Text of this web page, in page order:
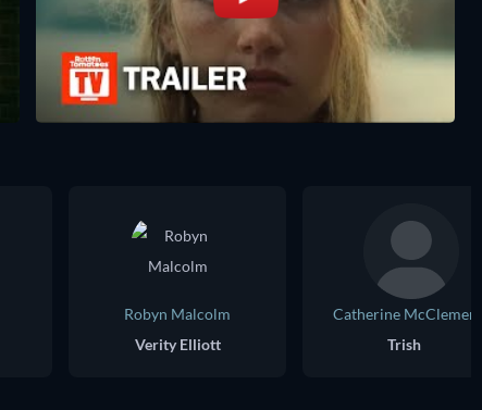
Robyn Malcolm
Verity Elliott
Catherine McClements
Trish